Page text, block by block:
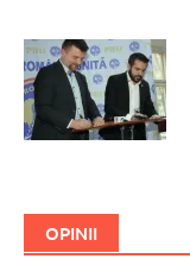
OPINII